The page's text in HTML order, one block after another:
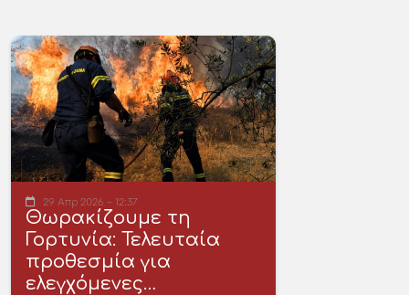
29 Απρ 2026 - 12:37
Θωρακίζουμε τη
Γορτυνία: Τελευταία
προθεσμία για
ελεγχόμενες…